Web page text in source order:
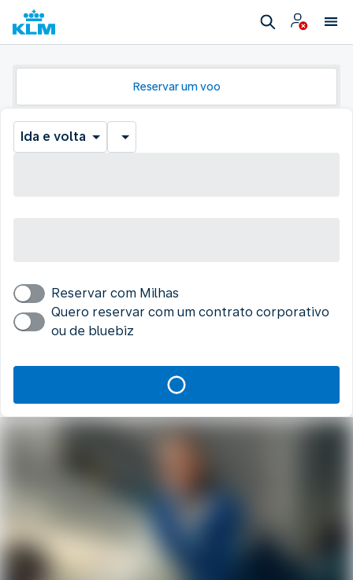
Reservar um voo
Ida e volta
Reservar com Milhas
Quero reservar com um contrato corporativo
ou de bluebiz